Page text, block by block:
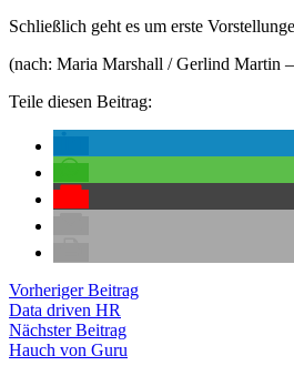
Schließlich geht es um erste
(nach: Maria Marshall / Gerlind Martin –
Teile diesen Beitrag:
Beitragsnavigation
Vorheriger BeitragVorheriger
Data driven HR
Nächster BeitragNächster
Beitrag:
Hauch von Guru